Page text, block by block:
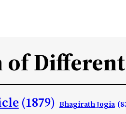
of
(1879) Bhagirath Jogia